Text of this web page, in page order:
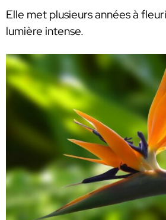
Elle met plusieurs années à
lumière intense.